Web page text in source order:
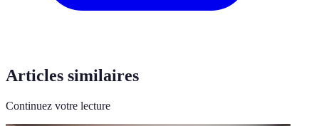
Articles similaires
Continuez votre lecture